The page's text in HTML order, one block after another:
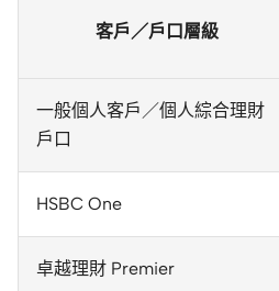
客戶／戶口層級
一般個人客戶／個人綜合理財
戶口
HSBC One
卓越理財 Premier